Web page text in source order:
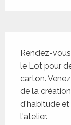
Rendez-
le Lot pour
carton.
de la
d'habitude
l'atelier.